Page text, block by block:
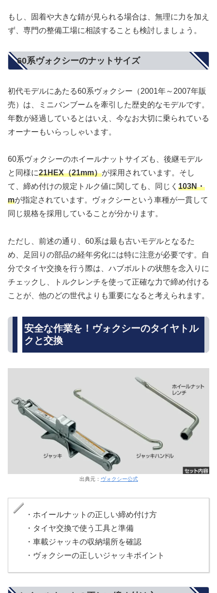
もし、固着や大きな錆が見られる場合は、無理に力を加え
ず、専門の整備工場に相談することも検討しましょう。
60系ヴォクシーのナットサイズ
初代モデルにあたる60系ヴォクシー（2001年～2007年販
売）は、ミニバンブームを牽引した歴史的なモデルです。
年数が経過しているとはいえ、今なお大切に乗られている
オーナーもいらっしゃいます。
60系ヴォクシーのホイールナットサイズも、後継モデル
と同様に21HEX（21mm）が採用されています。そし
て、締め付けの規定トルク値に関しても、同じく 103N・
mが指定されています。ヴォクシーという車種が一貫して
同じ規格を採用していることが分かります。
ただし、前述の通り、60系は最も古いモデルとなるた
め、足回りの部品の経年劣化には特に注意が必要です。自
分でタイヤ交換を行う際は、ハブボルトの状態を念入りに
チェックし、トルクレンチを使って正確な力で締め付ける
ことが、他のどの世代よりも重要になると考えられます。
安全な作業を！ヴォクシーのタイヤトル
クと交換
出典元： ヴォクシー公式
・ホイールナットの正しい締め付け方
・タイヤ交換で使う工具と準備
・車載ジャッキの収納場所を確認
・ヴォクシーの正しいジャッキポイント